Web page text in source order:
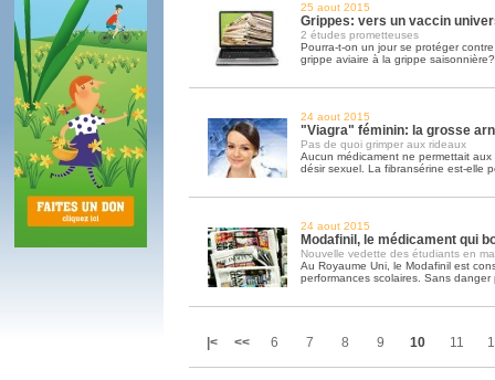
25 aout 2015
Grippes: vers un vaccin
2 études prometteuses
Pourra-t-on un jour se protéger
grippe aviaire à la grippe
24 aout 2015
"Viagra" féminin: la grosse
Pas de quoi grimper aux rideaux
Aucun médicament ne permettait
désir sexuel. La fibransérine est-elle
24 aout 2015
Modafinil, le médicament qui
Nouvelle vedette des étudiants en
Au Royaume Uni, le Modafinil est
performances scolaires. Sans danger
|< << 6 7 8 9 10 11